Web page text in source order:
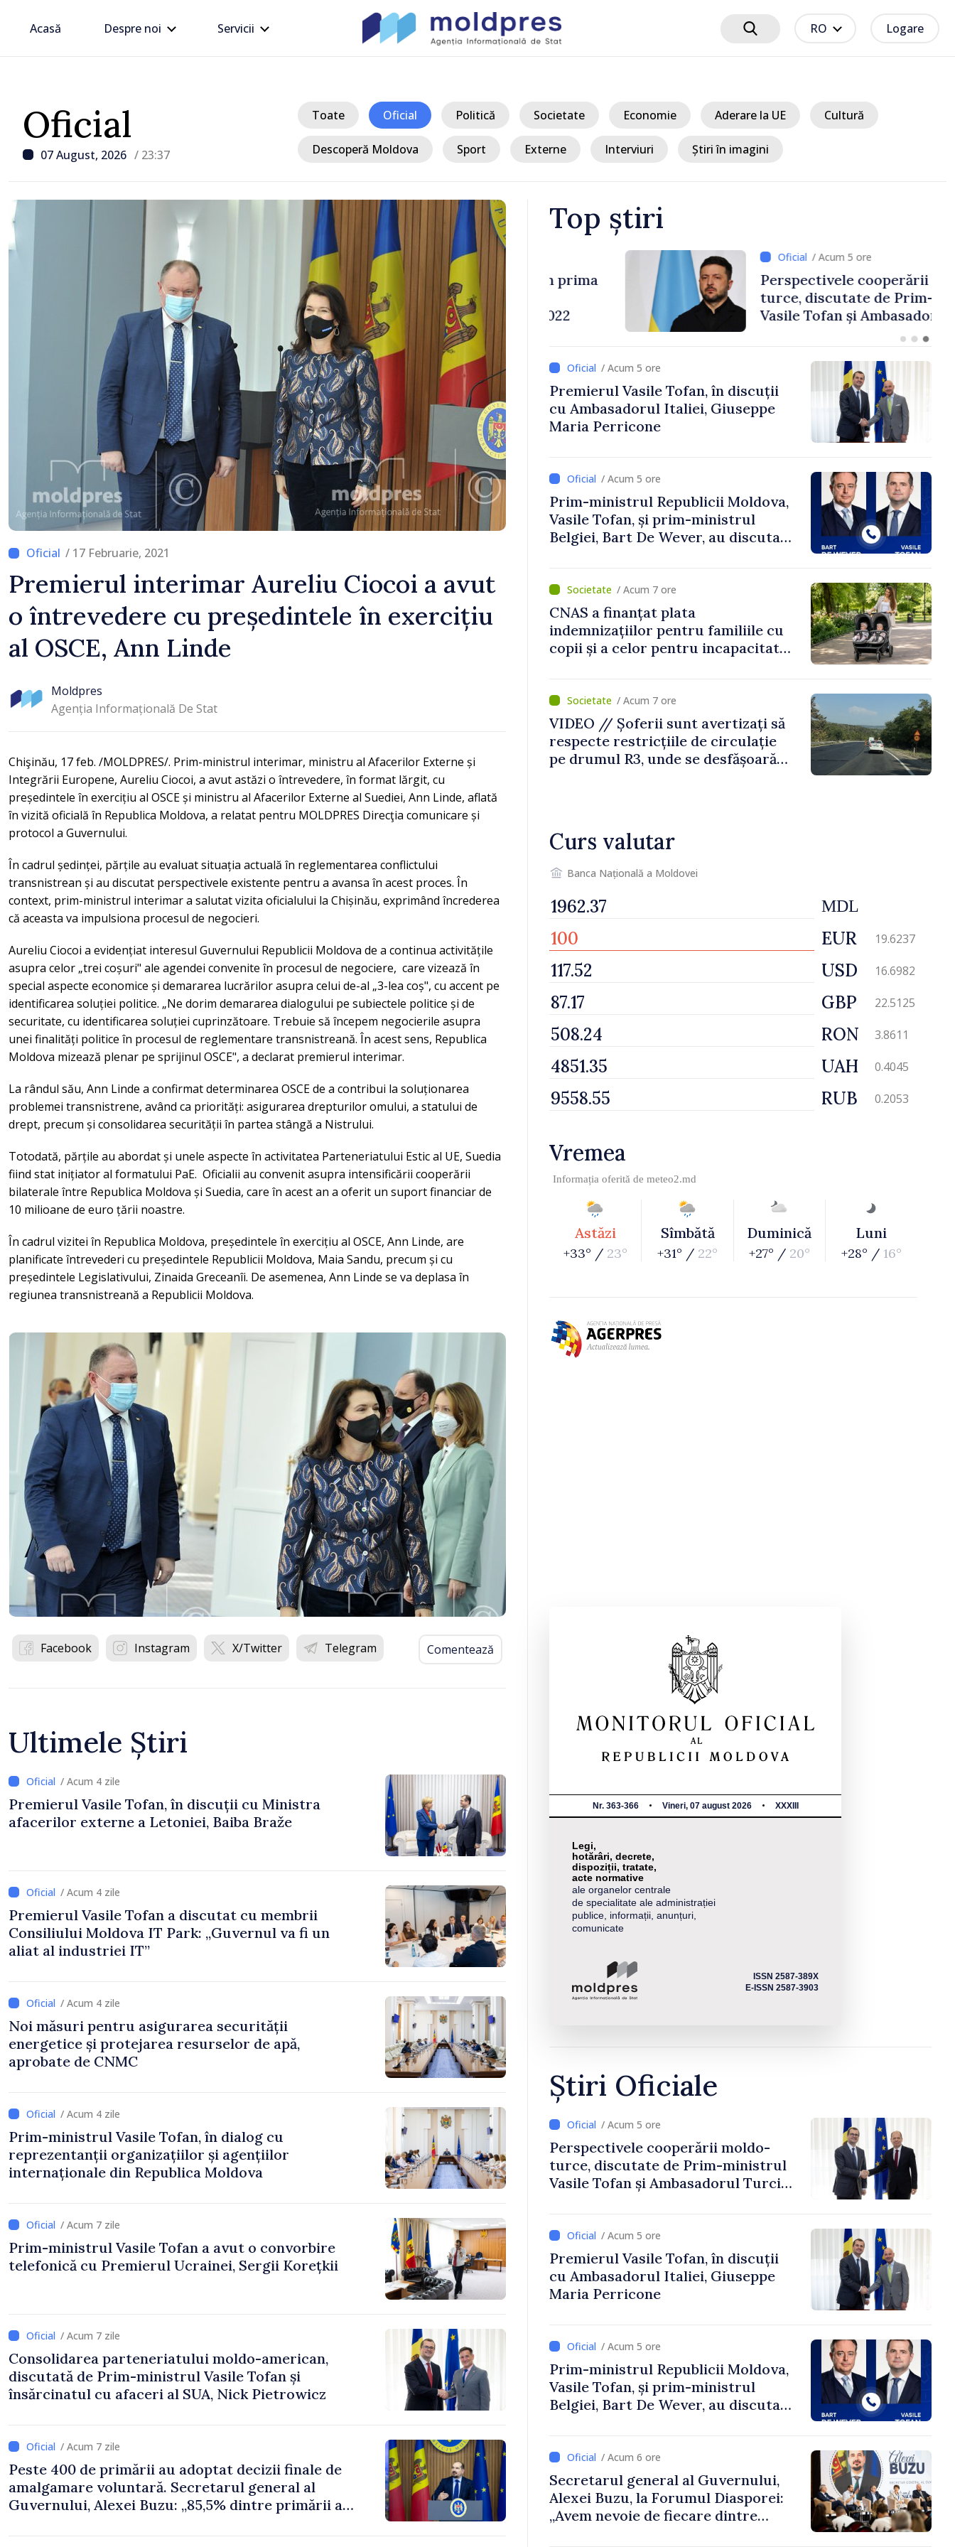
Acasă Despre noi Servicii RO Logare
Oficial
07 August, 2026 / 23:37
Toate Oficial Politică Societate Economie Aderare la UE Cultură
Descoperă Moldova Sport Externe Interviuri Știri în imagini
/ 17 Februarie, 2021
Premierul interimar Aureliu Ciocoi a avut
o întrevedere cu președintele în exercițiu
al OSCE, Ann Linde
Moldpres
Agenția Informațională De Stat
Chişinău, 17 feb. /MOLDPRES/. Prim-ministrul interimar, ministru al Afacerilor Externe și
Integrării Europene, Aureliu Ciocoi, a avut astăzi o întrevedere, în format lărgit, cu
președintele în exercițiu al OSCE și ministru al Afacerilor Externe al Suediei, Ann Linde, aflată
în vizită oficială în Republica Moldova, a relatat pentru MOLDPRES Direcţia comunicare și
protocol a Guvernului.
În cadrul ședinței, părțile au evaluat situația actuală în reglementarea conflictului
transnistrean și au discutat perspectivele existente pentru a avansa în acest proces. În
context, prim-ministrul interimar a salutat vizita oficialului la Chișinău, exprimând încrederea
că aceasta va impulsiona procesul de negocieri.
Aureliu Ciocoi a evidențiat interesul Guvernului Republicii Moldova de a continua activitățile
asupra celor „trei coșuri" ale agendei convenite în procesul de negociere, care vizează în
special aspecte economice și demararea lucrărilor asupra celui de-al „3-lea coș", cu accent pe
identificarea soluției politice. „Ne dorim demararea dialogului pe subiectele politice și de
securitate, cu identificarea soluției cuprinzătoare. Trebuie să începem negocierile asupra
unei finalități politice în procesul de reglementare transnistreană. În acest sens, Republica
Moldova mizează plenar pe sprijinul OSCE", a declarat premierul interimar.
La rândul său, Ann Linde a confirmat determinarea OSCE de a contribui la soluționarea
problemei transnistrene, având ca priorități: asigurarea drepturilor omului, a statului de
drept, precum și consolidarea securității în partea stângă a Nistrului.
Totodată, părțile au abordat și unele aspecte în activitatea Parteneriatului Estic al UE, Suedia
fiind stat inițiator al formatului PaE. Oficialii au convenit asupra intensificării cooperării
bilaterale între Republica Moldova și Suedia, care în acest an a oferit un suport financiar de
10 milioane de euro țării noastre.
În cadrul vizitei în Republica Moldova, președintele în exercițiu al OSCE, Ann Linde, are
planificate întrevederi cu președintele Republicii Moldova, Maia Sandu, precum și cu
președintele Legislativului, Zinaida Greceanîi. De asemenea, Ann Linde se va deplasa în
regiunea transnistreană a Republicii Moldova.
Facebook Instagram X/Twitter Telegram Comentează
Ultimele Știri
/ Acum 4 zile
Premierul Vasile Tofan, în discuții cu Ministra
afacerilor externe a Letoniei, Baiba Braže
/ Acum 4 zile
Premierul Vasile Tofan a discutat cu membrii
Consiliului Moldova IT Park: „Guvernul va fi un
aliat al industriei IT”
/ Acum 4 zile
Noi măsuri pentru asigurarea securității
energetice și protejarea resurselor de apă,
aprobate de CNMC
/ Acum 4 zile
Prim-ministrul Vasile Tofan, în dialog cu
reprezentanții organizațiilor și agențiilor
internaționale din Republica Moldova
/ Acum 7 zile
Prim-ministrul Vasile Tofan a avut o convorbire
telefonică cu Premierul Ucrainei, Sergii Korețkii
/ Acum 7 zile
Consolidarea parteneriatului moldo-american,
discutată de Prim-ministrul Vasile Tofan și
însărcinatul cu afaceri al SUA, Nick Pietrowicz
/ Acum 7 zile
Peste 400 de primării au adoptat decizii finale de
amalgamare voluntară. Secretarul general al
Guvernului, Alexei Buzu: „85,5% dintre primării au
Top știri
Zelenski a ajuns în Serbia, în prima
sa vizită în acest stat aliat
tradițional al Rusiei după 2022
/ Acum 5 ore
Perspectivele cooperării moldo-
turce, discutate de Prim-ministrul
Vasile Tofan și Ambasadorul Turciei,
Uygar Mustafa Sertel
/ Acum 5 ore
Premierul Vasile Tofan, în discuții
cu Ambasadorul Italiei, Giuseppe
Maria Perricone
/ Acum 5 ore
Prim-ministrul Republicii Moldova,
Vasile Tofan, și prim-ministrul
Belgiei, Bart De Wever, au discutat
/ Acum 7 ore
CNAS a finanțat plata
indemnizațiilor pentru familiile cu
copii și a celor pentru incapacitate
/ Acum 7 ore
VIDEO // Șoferii sunt avertizați să
respecte restricțiile de circulație
pe drumul R3, unde se desfășoară
Curs valutar
Banca Națională a Moldovei
MDL
EUR 19.6237
USD 16.6982
GBP 22.5125
RON 3.8611
UAH 0.4045
RUB 0.2053
Vremea
Informația oferită de meteo2.md
Astăzi
+33° / 23°
Sîmbătă
+31° / 22°
Duminică
+27° / 20°
Luni
+28° / 16°
Nr. 363-366 Vineri, 07 august 2026 XXXIII
Legi,
hotărâri, decrete,
dispoziții, tratate,
acte normative
ale organelor centrale
de specialitate ale administrației
publice, informații, anunțuri,
comunicate
ISSN 2587-389X
E-ISSN 2587-3903
Știri Oficiale
/ Acum 5 ore
Perspectivele cooperării moldo-
turce, discutate de Prim-ministrul
Vasile Tofan și Ambasadorul Turciei,
/ Acum 5 ore
Premierul Vasile Tofan, în discuții
cu Ambasadorul Italiei, Giuseppe
Maria Perricone
/ Acum 5 ore
Prim-ministrul Republicii Moldova,
Vasile Tofan, și prim-ministrul
Belgiei, Bart De Wever, au discutat
/ Acum 6 ore
Secretarul general al Guvernului,
Alexei Buzu, la Forumul Diasporei:
„Avem nevoie de fiecare dintre